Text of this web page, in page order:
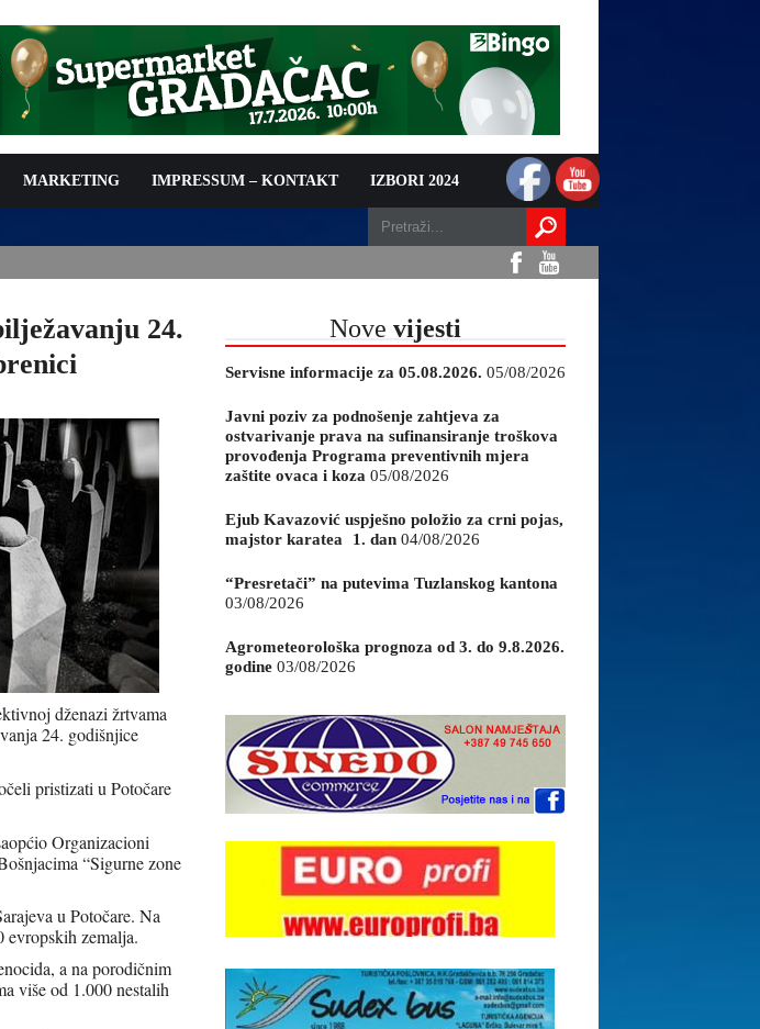
MARKETING IMPRESSUM – KONTAKT IZBORI 2024
PRAVA NA
PREVENTIVNIH MJERA
24.
dženazi žrtvama
24. godišnjice
pristizati u Potočare
Organizacioni
“Sigurne zone
u Potočare. Na
zemalja.
a na porodičnim
više od 1.000 nestalih
Nove vijesti
Servisne informacije za 05.08.2026. 05/08/2026
Javni poziv za podnošenje zahtjeva za
ostvarivanje prava na sufinansiranje troškova
provođenja Programa preventivnih mjera
zaštite ovaca i koza 05/08/2026
Ejub Kavazović uspješno položio za crni pojas,
majstor karatea 1. dan 04/08/2026
“Presretači” na putevima Tuzlanskog kantona
03/08/2026
Agrometeorološka prognoza od 3. do 9.8.2026.
godine 03/08/2026